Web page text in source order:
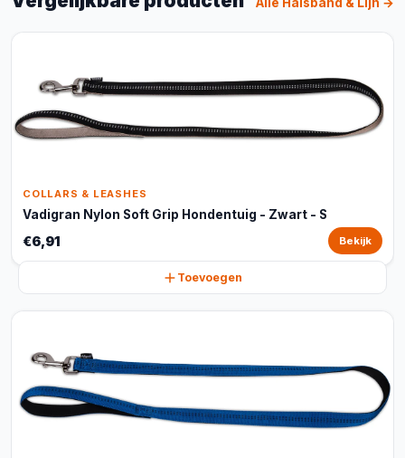
COLLARS & LEASHES
Vadigran Nylon Soft Grip Hondentuig - Zwart - S
€6,91 Bekijk
Toevoegen